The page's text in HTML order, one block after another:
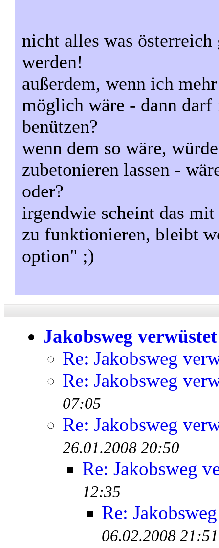
nicht alles was
werden!
außerdem, wenn ich
möglich wäre - dann
benützen?
wenn dem so wäre,
zubetonieren lassen -
oder?
irgendwie scheint das
zu funktionieren, bleibt
option" ;)
Jakobsweg verwüstet
Re: Jakobsweg
Re: Jakobsweg
07:05
Re: Jakobsweg
26.01.2008 20:50
Re: Jakobsweg
12:35
Re:
06.02.2008 21:51